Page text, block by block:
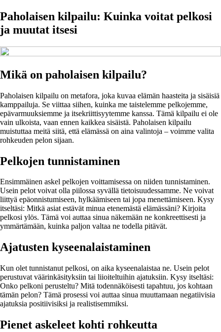
Paholaisen kilpailu: Kuinka voitat pelkosi
ja muutat itsesi
Mikä on paholaisen kilpailu?
Paholaisen kilpailu on metafora, joka kuvaa elämän haasteita ja sisäisiä
kamppailuja. Se viittaa siihen, kuinka me taistelemme pelkojemme,
epävarmuuksiemme ja itsekriittisyytemme kanssa. Tämä kilpailu ei ole
vain ulkoista, vaan ennen kaikkea sisäistä. Paholaisen kilpailu
muistuttaa meitä siitä, että elämässä on aina valintoja – voimme valita
rohkeuden pelon sijaan.
Pelkojen tunnistaminen
Ensimmäinen askel pelkojen voittamisessa on niiden tunnistaminen.
Usein pelot voivat olla piilossa syvällä tietoisuudessamme. Ne voivat
liittyä epäonnistumiseen, hylkäämiseen tai jopa menettämiseen. Kysy
itseltäsi: Mitkä asiat estävät minua etenemästä elämässäni? Kirjoita
pelkosi ylös. Tämä voi auttaa sinua näkemään ne konkreettisesti ja
ymmärtämään, kuinka paljon valtaa ne todella pitävät.
Ajatusten kyseenalaistaminen
Kun olet tunnistanut pelkosi, on aika kyseenalaistaa ne. Usein pelot
perustuvat väärinkäsityksiin tai liioiteltuihin ajatuksiin. Kysy itseltäsi:
Onko pelkoni perusteltu? Mitä todennäköisesti tapahtuu, jos kohtaan
tämän pelon? Tämä prosessi voi auttaa sinua muuttamaan negatiivisia
ajatuksia positiivisiksi ja realistisemmiksi.
Pienet askeleet kohti rohkeutta